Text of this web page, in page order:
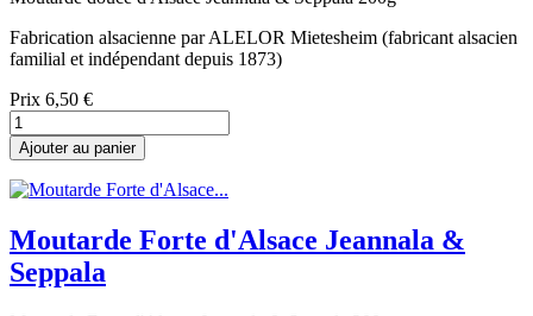
Fabrication alsacienne par ALELOR Mietesheim (fabricant alsacien
familial et indépendant depuis 1873)
Prix 6,50 €
Ajouter au panier
Moutarde Forte d'Alsace Jeannala &
Seppala